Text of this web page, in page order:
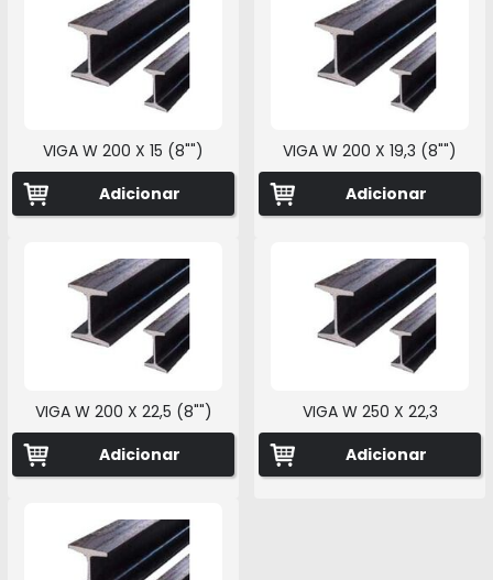
VIGA W 200 X 15 (8"")
Adicionar
VIGA W 200 X 19,3 (8"")
Adicionar
VIGA W 200 X 22,5 (8"")
Adicionar
VIGA W 250 X 22,3
Adicionar